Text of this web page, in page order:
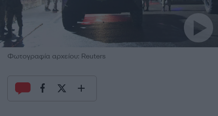
Φωτογραφία αρχείου: Reuters